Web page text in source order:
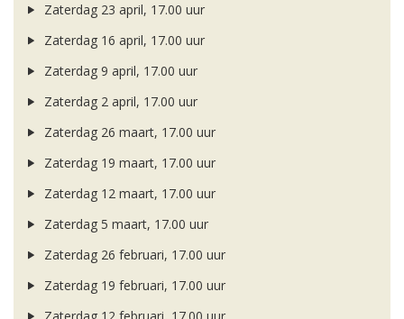
Zaterdag 23 april, 17.00 uur
Zaterdag 16 april, 17.00 uur
Zaterdag 9 april, 17.00 uur
Zaterdag 2 april, 17.00 uur
Zaterdag 26 maart, 17.00 uur
Zaterdag 19 maart, 17.00 uur
Zaterdag 12 maart, 17.00 uur
Zaterdag 5 maart, 17.00 uur
Zaterdag 26 februari, 17.00 uur
Zaterdag 19 februari, 17.00 uur